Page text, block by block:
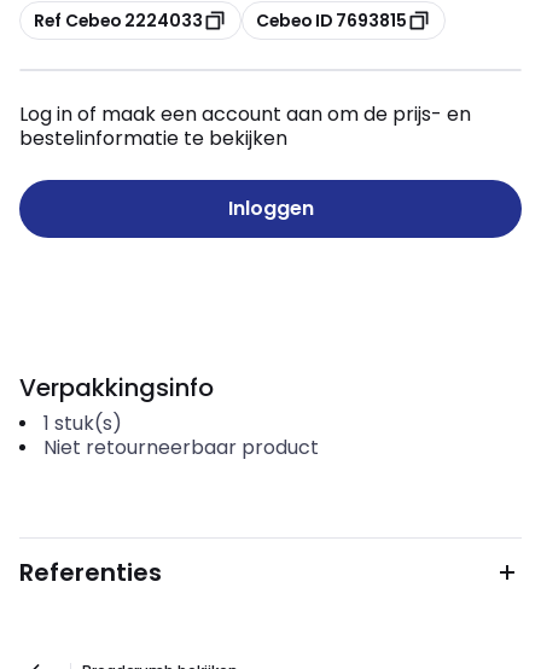
Kopiëren
Ref Cebeo 2224033 Kopiëren
Cebeo ID 7693815
Log in of maak een account aan om de prijs- en
bestelinformatie te bekijken
Inloggen
Verpakkingsinfo
1 stuk(s)
Niet retourneerbaar product
Referenties